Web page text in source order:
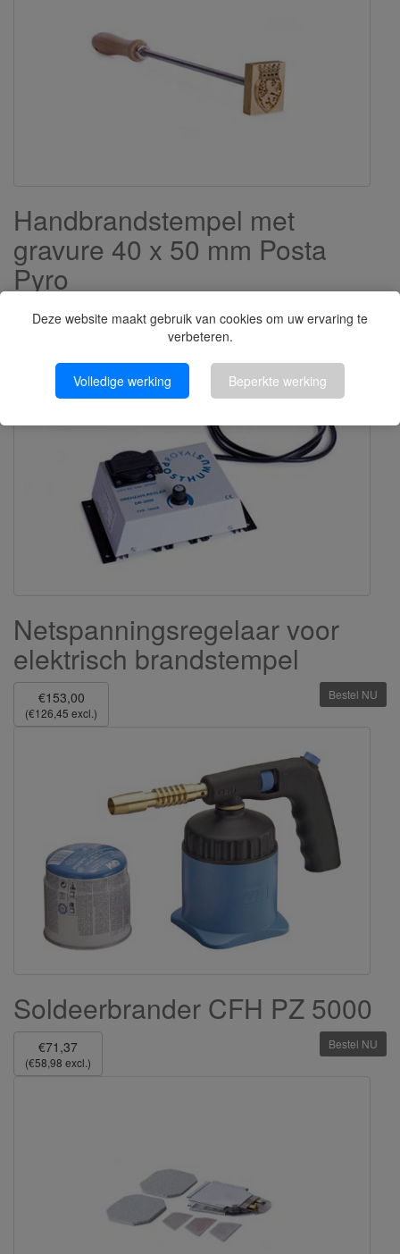
Deze website maakt gebruik van cookies om uw ervaring te
verbeteren.
Volledige werking Beperkte werking
Handbrandstempel met
gravure 40 x 50 mm Posta
Pyro
€100,10 Bestel NU
Netspanningsregelaar voor
elektrisch brandstempel
€153,00
(€126,45 excl.)
Bestel NU
Soldeerbrander CFH PZ 5000
€71,37
(€58,98 excl.)
Bestel NU